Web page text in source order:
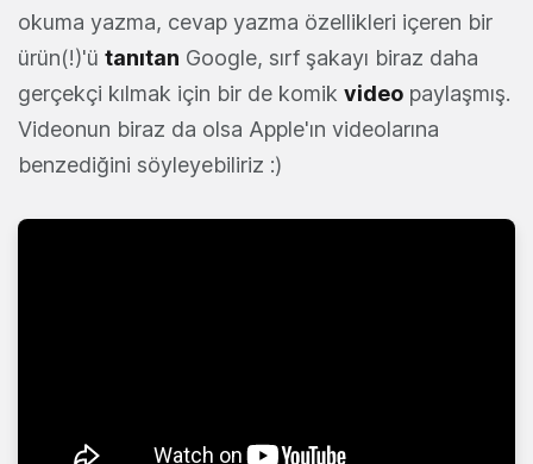
okuma yazma, cevap yazma özellikleri içeren bir
ürün(!)'ü tanıtan Google, sırf şakayı biraz daha
gerçekçi kılmak için bir de komik video paylaşmış.
Videonun biraz da olsa Apple'ın videolarına
benzediğini söyleyebiliriz :)